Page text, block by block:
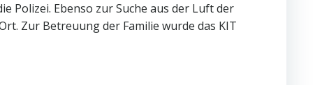
Polizei. Ebenso zur Suche aus der Luft der
Zur Betreuung der Familie wurde das KIT